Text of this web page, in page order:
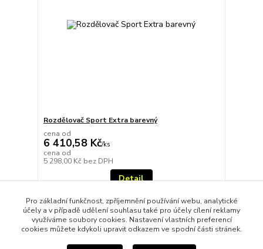
Rozdělovač Sport Extra barevný
cena od
6 410,58 Kč/ks
cena od
5 298,00 Kč bez DPH
Detail
strana z 1
Pro základní funkčnost, zpříjemnění používání webu, analytické
účely a v případě udělení souhlasu také pro účely cílení reklamy
využíváme soubory cookies. Nastavení vlastních preferencí
cookies můžete kdykoli upravit odkazem ve spodní části stránek.